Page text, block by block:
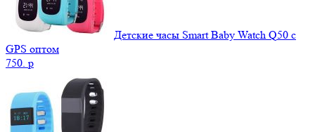
Детские часы Smart Baby Watch Q50 c
GPS оптом
750. p